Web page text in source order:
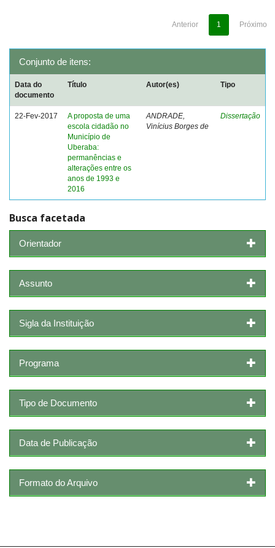
Anterior 1 Próximo
Conjunto de itens:
Data do
documento
Título Autor(es) Tipo
22-Fev-2017
A proposta de uma
escola cidadão no
Município de
Uberaba:
permanências e
alterações entre os
anos de 1993 e
2016
ANDRADE,
Vinícius Borges de
Dissertação
Busca facetada
Orientador
Assunto
Sigla da Instituição
Programa
Tipo de Documento
Data de Publicação
Formato do Arquivo